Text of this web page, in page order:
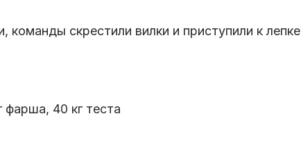
команды скрестили вилки и приступили к лепке
фарша, 40 кг теста